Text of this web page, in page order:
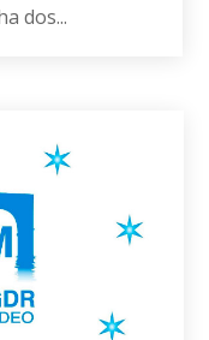
dos...